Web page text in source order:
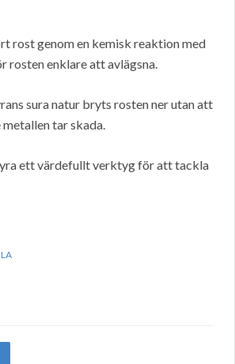
rost genom en kemisk reaktion med
rosten enklare att avlägsna.
sura natur bryts rosten ner utan att
tar skada.
ett värdefullt verktyg för att tackla